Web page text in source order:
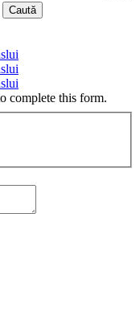
complete this form.